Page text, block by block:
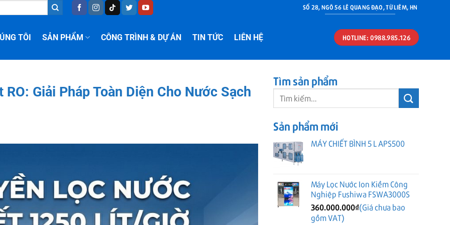
SỐ 28, NGÕ 56 LÊ QUANG ĐẠO, TỪ LIÊM, HN
TÔI SẢN PHẨM CÔNG TRÌNH & DỰ ÁN TIN TỨC LIÊN HỆ HOTLINE: 0988.985.126
Giải Pháp Toàn Diện Cho Nước Sạch
Tìm sản phẩm
Tìm
kiếm:
Sản phẩm mới
MÁY CHIẾT BÌNH 5 L APS500
Máy Lọc Nước Ion Kiềm Công
Nghiệp Fushiwa FSWA3000S
360.000.000₫(Giá chưa bao
gồm VAT)